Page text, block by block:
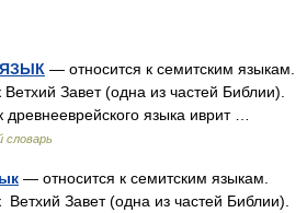
— относится к семитским языкам.
Завет (одна из частей Библии).
языка иврит …
словарь
— относится к семитским языкам.
Завет (одна из частей Библии).